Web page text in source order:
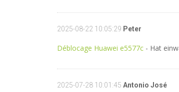
2025-08-22 10:05:29 Peter
Déblocage Huawei e5577c - Hat
2025-07-28 10:01:45 Antonio José